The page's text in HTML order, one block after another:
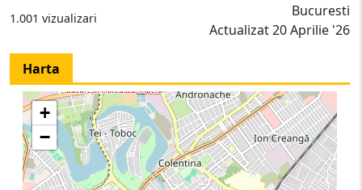
1.001 vizualizari
Bucuresti
Actualizat 20 Aprilie '26
Harta
+
−